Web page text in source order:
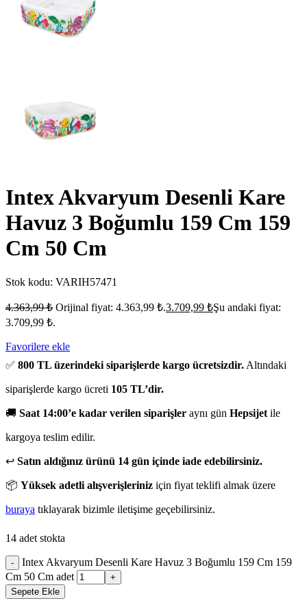
Intex Akvaryum Desenli Kare
Havuz 3 Boğumlu 159 Cm 159
Cm 50 Cm
Stok kodu: VARIH57471
4.363,99₺ Orijinal fiyat: 4.363,99 ₺.3.709,99 ₺Şu andaki fiyat:
3.709,99 ₺.
Favorilere ekle
✅ 800 TL üzerindeki siparişlerde kargo ücretsizdir. Altındaki
siparişlerde kargo ücreti 105 TL’dir.
🚚 Saat 14:00’e kadar verilen siparişler aynı gün Hepsijet ile
kargoya teslim edilir.
↩️ Satın aldığınız ürünü 14 gün içinde iade edebilirsiniz.
📦 Yüksek adetli alışverişleriniz için fiyat teklifi almak üzere
buraya tıklayarak bizimle iletişime geçebilirsiniz.
14 adet stokta
-
Intex Akvaryum Desenli Kare Havuz 3 Boğumlu 159 Cm 159
Cm 50 Cm adet
+
Sepete Ekle